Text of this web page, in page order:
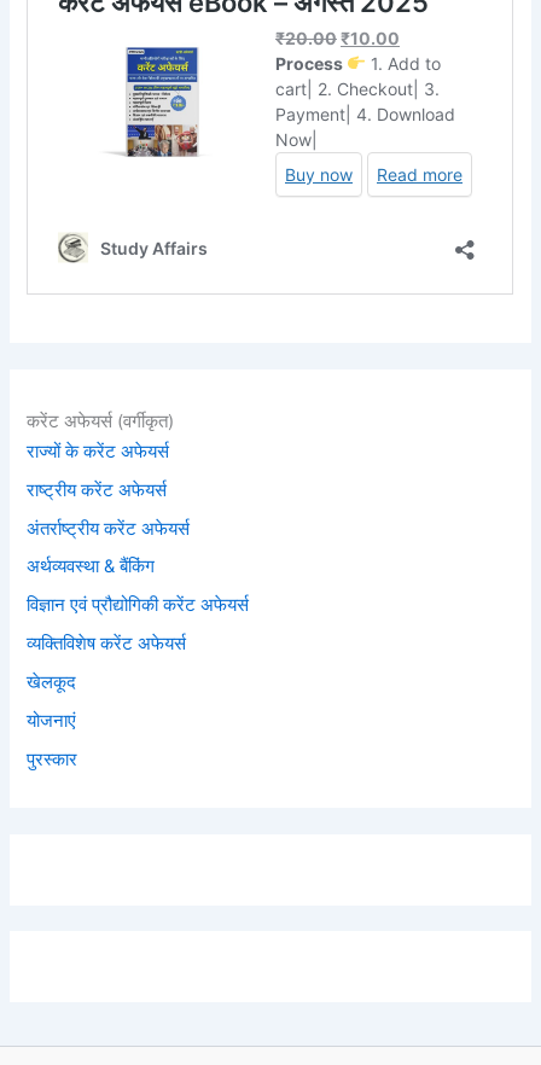
करेंट अफेयर्स (वर्गीकृत)
राज्यों के करेंट अफेयर्स
राष्ट्रीय करेंट अफेयर्स
अंतर्राष्ट्रीय करेंट अफेयर्स
अर्थव्यवस्था & बैंकिंग
विज्ञान एवं प्रौद्योगिकी करेंट अफेयर्स
व्यक्तिविशेष करेंट अफेयर्स
खेलकूद
योजनाएं
पुरस्कार